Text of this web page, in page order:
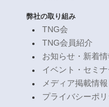
弊社の取り組み
TNG会
TNG会員紹介
お知らせ・新着情
イベント・セミ
メディア掲載情報
プライバシーポ